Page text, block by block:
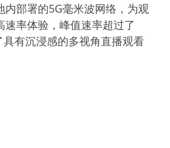
内部署的5G毫米波网络，为观
速率体验，峰值速率超过了
有沉浸感的多视角直播观看